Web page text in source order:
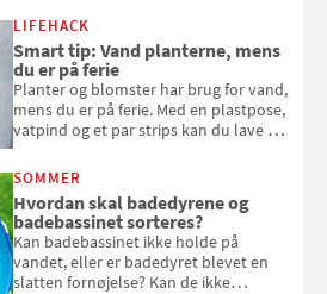
kan bruge dine hindbær i alt fra
bagværk og salater til is og syltning.
LIFEHACK
Smart tip: Vand planterne, mens
du er på ferie
Planter og blomster har brug for vand,
mens du er på ferie. Med en plastpose,
vatpind og et par strips kan du lave dit
at bede naboen om at vande eller
komme hjem til døde planter
SOMMER
Hvordan skal badedyrene og
badebassinet sorteres?
Kan badebassinet ikke holde på
vandet, eller er badedyret blevet en
slatten fornøjelse? Kan de ikke